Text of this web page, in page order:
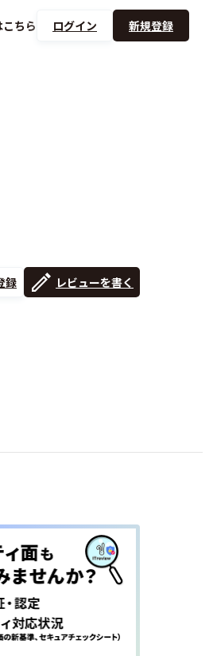
こちら ログイン 新規登録
録 レビューを書く